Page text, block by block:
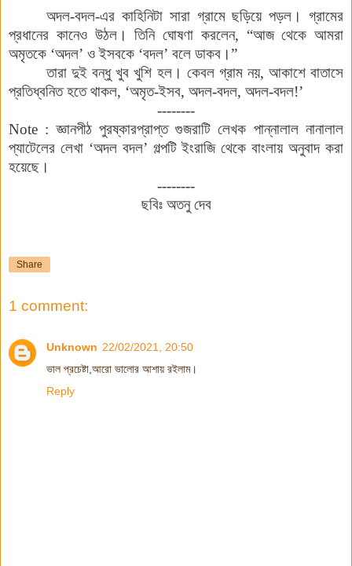
অদল-বদল-এর কাহিনিটা সারা গ্রামে ছড়িয়ে পড়ল ।
গ্রামের
প্রধানের কানেও উঠল। তিনি ঘোষণা করলেন, “আজ থেকে আমরা
অমৃতকে ‘অদল’ ও ইসবকে ‘বদল’ বলে ডাকব ।”
তারা দুই বন্ধু খুব খুশি হল। কেবল গ্রাম নয়, আকাশে বাতাসে
প্রতিধ্বনিত হতে থাকল, ‘অমৃত-ইসব, অদল-বদল, অদল-বদল!’
--------
Note :জ্ঞানপীঠ পুরষ্কারপ্রাপ্ত গুজরাটি লেখক পান্নালাল নানালাল
প্যাটেলের লেখা ‘অদল বদল’ গল্পটি ইংরাজি থেকে বাংলায় অনুবাদ করা
হয়েছে ।
--------
ছবিঃ অতনু দেব
Share
1 comment:
Unknown 22/02/2021, 20:50
ভাল প্রচেষ্টা,আরো ভালোর আশায় রইলাম।
Reply